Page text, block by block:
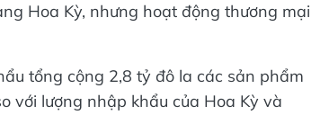
Hoa Kỳ, nhưng hoạt động thương mại
tổng cộng 2,8 tỷ đô la các sản phẩm
với lượng nhập khẩu của Hoa Kỳ và